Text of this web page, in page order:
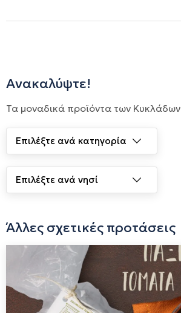
Ανακαλύψτε!
Τα μοναδικά προϊόντα των Κυκλάδων
Άλλες σχετικές προτάσεις